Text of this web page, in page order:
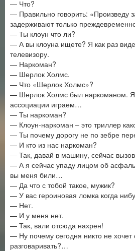
— Что?
— Правильно говорить: «Произведу
задерживают только
— Ты клоун что ли?
— А вы клоуна ищете? Я как раз
телевизору.
— Наркоман?
— Шерлок Холмс.
— Что «Шерлок Холмс»?
— Шерлок Холмс был наркоманом.
ассоциации играем…
— Ты наркоман?
— Клоун-наркоман – это триллер
— Ты почему дорогу не по зебре
— И кто из нас наркоман?
— Так, давай в машину, сейчас
— А я сейчас упаду лицом об
вы меня били…
— Да что с тобой такое, мужик?
— У вас героиновая ломка когда
— Нет.
— И у меня нет.
— Так, вали отсюда нахрен!
— Ну почему сегодня никто не хочет
разговаривать?…